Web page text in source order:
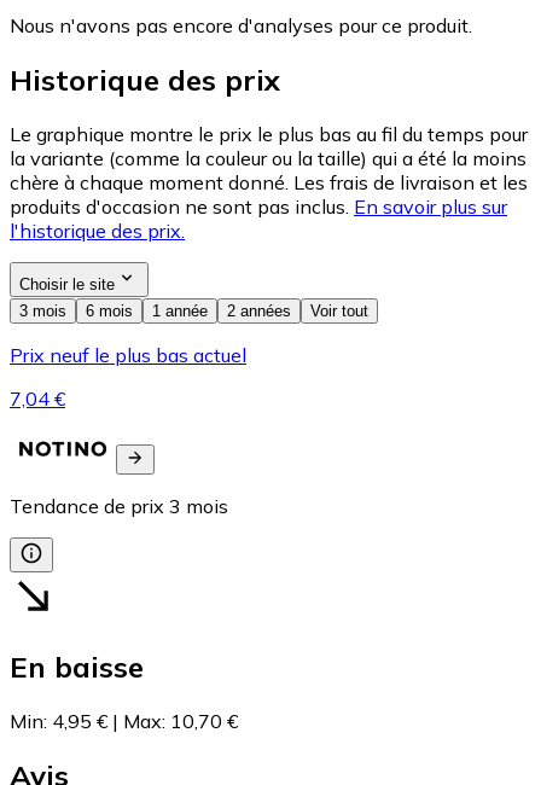
Nous n'avons pas encore d'analyses pour ce produit.
Historique des prix
Le graphique montre le prix le plus bas au fil du temps pour
la variante (comme la couleur ou la taille) qui a été la moins
chère à chaque moment donné. Les frais de livraison et les
produits d'occasion ne sont pas inclus. En savoir plus sur
l'historique des prix.
Choisir le site
3 mois
6 mois 1 année 2 années Voir tout
Prix neuf le plus bas actuel
7,04 €
Tendance de prix 3 mois
En baisse
Min: 4,95 € | Max: 10,70 €
Avis